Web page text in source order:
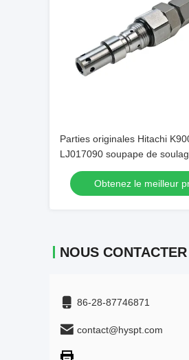
Parties originales Hitachi
LJ017090 soupape de
principale pour excavatrice
Obtenez le meilleur
NOUS CONTACTER
86-28-87746871
contact@hyspt.com